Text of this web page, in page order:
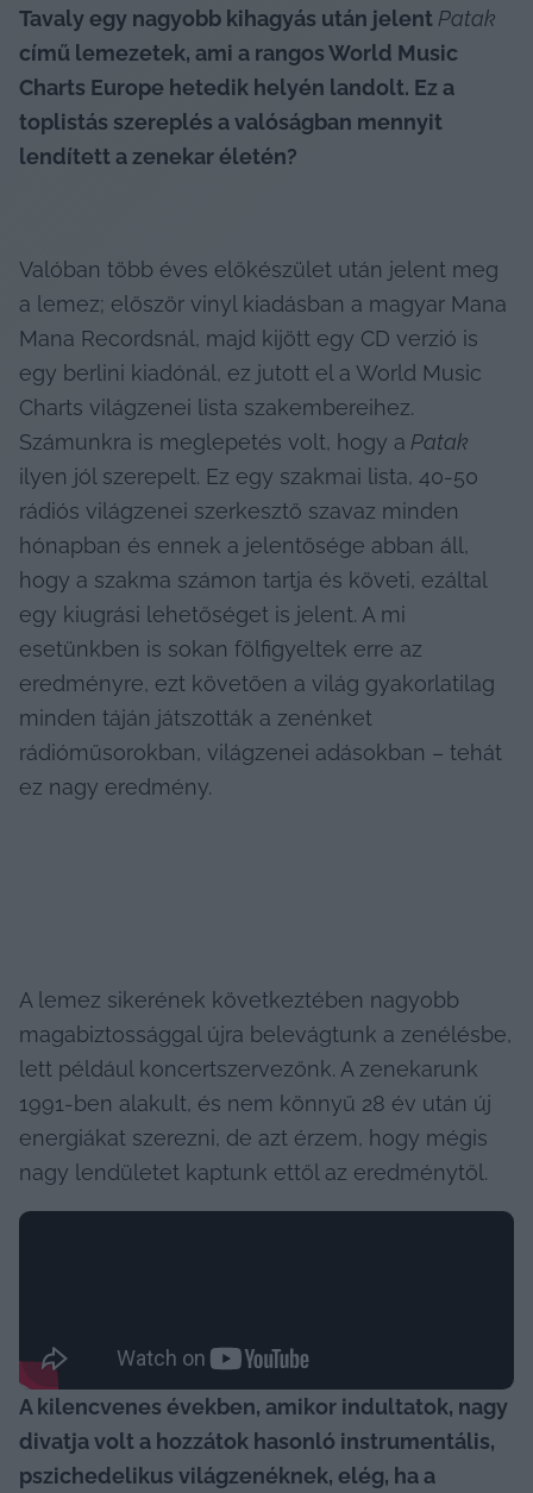
Tavaly egy nagyobb kihagyás után jelent Patak
című lemezetek, ami a rangos World Music
Charts Europe hetedik helyén landolt. Ez a
toplistás szereplés a valóságban mennyit
lendített a zenekar életén?
Valóban több éves előkészület után jelent meg
a lemez; először vinyl kiadásban a magyar Mana
Mana Recordsnál, majd kijött egy CD verzió is
egy berlini kiadónál, ez jutott el a World Music
Charts világzenei lista szakembereihez.
Számunkra is meglepetés volt, hogy a Patak
ilyen jól szerepelt. Ez egy szakmai lista, 40-50
rádiós világzenei szerkesztő szavaz minden
hónapban és ennek a jelentősége abban áll,
hogy a szakma számon tartja és követi, ezáltal
egy kiugrási lehetőséget is jelent. A mi
esetünkben is sokan fölfigyeltek erre az
eredményre, ezt követően a világ gyakorlatilag
minden táján játszották a zenénket
rádióműsorokban, világzenei adásokban – tehát
ez nagy eredmény.
A lemez sikerének következtében nagyobb
magabiztossággal újra belevágtunk a zenélésbe,
lett például koncertszervezőnk. A zenekarunk
1991-ben alakult, és nem könnyű 28 év után új
energiákat szerezni, de azt érzem, hogy mégis
nagy lendületet kaptunk ettől az eredménytől.
A kilencvenes években, amikor indultatok, nagy
divatja volt a hozzátok hasonló instrumentális,
pszichedelikus világzenéknek, elég, ha a